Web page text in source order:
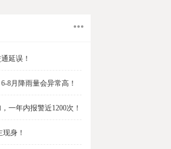
延误！
8月降雨量会异常高！
一年内报警近1200次！
身！